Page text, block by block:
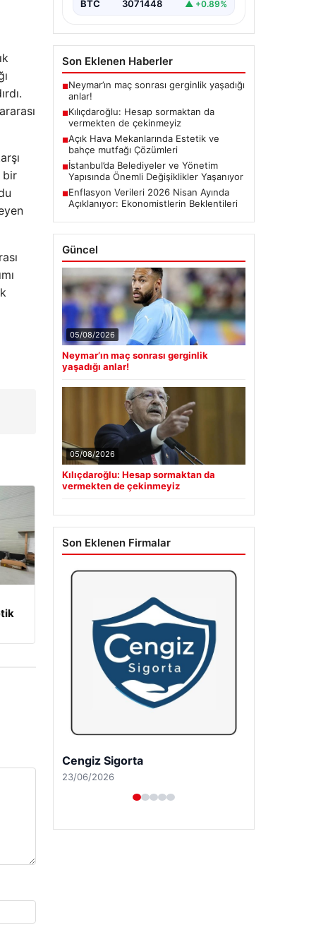
bir
BTC 3071448 ▲ +0.89%
Son Eklenen Haberler
■Neymar’ın maç sonrası gerginlik yaşadığı
anlar!
■Kılıçdaroğlu: Hesap sormaktan da
vermekten de çekinmeyiz
■Açık Hava Mekanlarında Estetik ve
bahçe mutfağı Çözümleri
■İstanbul’da Belediyeler ve Yönetim
Yapısında Önemli Değişiklikler Yaşanıyor
■Enflasyon Verileri 2026 Nisan Ayında
Açıklanıyor: Ekonomistlerin Beklentileri
Güncel
05/08/2026
Neymar’ın maç sonrası gerginlik
yaşadığı anlar!
05/08/2026
Kılıçdaroğlu: Hesap sormaktan da
vermekten de çekinmeyiz
Son Eklenen Firmalar
Hastaş Beton
26/05/2026